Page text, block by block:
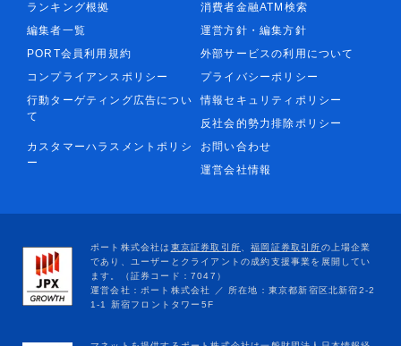
ランキング根拠
消費者金融ATM検索
編集者一覧
運営方針・編集方針
PORT会員利用規約
外部サービスの利用について
コンプライアンスポリシー
プライバシーポリシー
行動ターゲティング広告につい
て
情報セキュリティポリシー
反社会的勢力排除ポリシー
カスタマーハラスメントポリシ
ー
お問い合わせ
運営会社情報